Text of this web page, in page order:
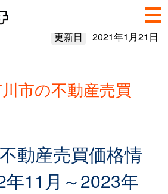
更新日 2021年1月21日
市の不動産売買
動産売買価格情
11月～2023年